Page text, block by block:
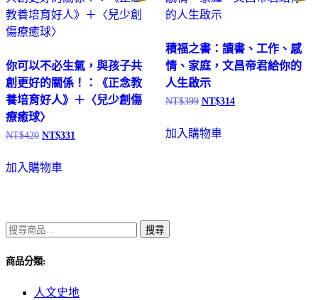
你可以不必生氣，與孩子共
創更好的關係！：《正念教
養培育好人》＋〈兒少創傷
療癒球〉
NT$420 原
價
NT$331
加入購物車
積福之書：讀書、工作、感
情、家庭，文昌帝君給你的
人生啟示
NT$399 原
價
NT$314目
加入購物車
搜
關
搜尋
商品分類:
人文史地